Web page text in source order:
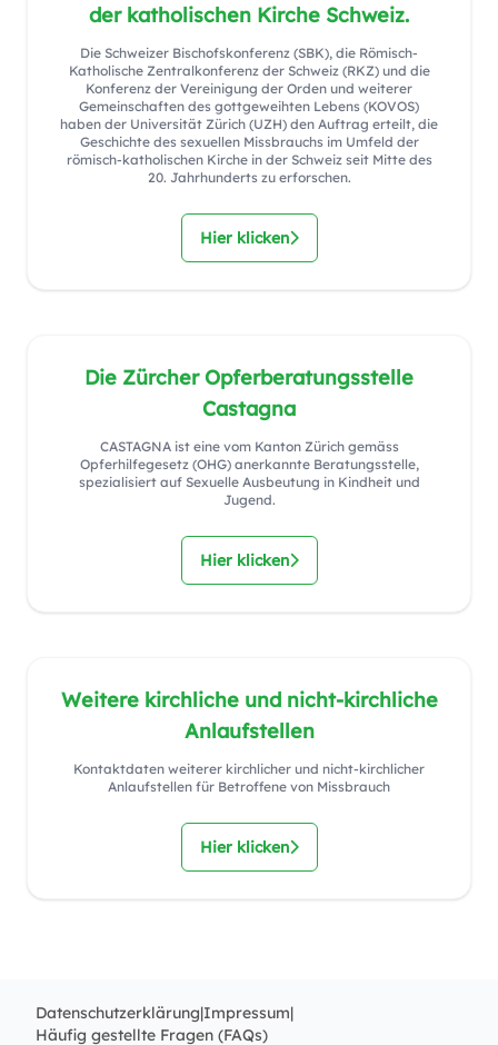
der katholischen Kirche Schweiz.
Die Schweizer Bischofskonferenz (SBK), die Römisch-
Katholische Zentralkonferenz der Schweiz (RKZ) und die
Konferenz der Vereinigung der Orden und weiterer
Gemeinschaften des gottgeweihten Lebens (KOVOS)
haben der Universität Zürich (UZH) den Auftrag erteilt, die
Geschichte des sexuellen Missbrauchs im Umfeld der
römisch-katholischen Kirche in der Schweiz seit Mitte des
20. Jahrhunderts zu erforschen.
Hier klicken
Die Zürcher Opferberatungsstelle
Castagna
CASTAGNA ist eine vom Kanton Zürich gemäss
Opferhilfegesetz (OHG) anerkannte Beratungsstelle,
spezialisiert auf Sexuelle Ausbeutung in Kindheit und
Jugend.
Hier klicken
Weitere kirchliche und nicht-kirchliche
Anlaufstellen
Kontaktdaten weiterer kirchlicher und nicht-kirchlicher
Anlaufstellen für Betroffene von Missbrauch
Hier klicken
Datenschutzerklärung|Impressum|
Häufig gestellte Fragen (FAQs)